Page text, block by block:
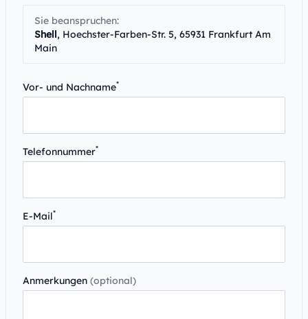
Sie beanspruchen:
Shell, Hoechster-Farben-Str. 5, 65931 Frankfurt Am
Main
Vor- und Nachname*
Telefonnummer*
E-Mail*
Anmerkungen (optional)